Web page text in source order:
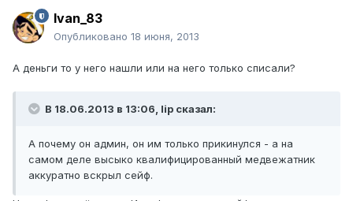
Ivan_83
Опубликовано 18 июня, 2013
А деньги то у него нашли или на него только списали?
В 18.06.2013 в 13:06, lip сказал:
А почему он админ, он им только прикинулся - а на
самом деле высыко квалифицированный медвежатник
аккуратно вскрыл сейф.